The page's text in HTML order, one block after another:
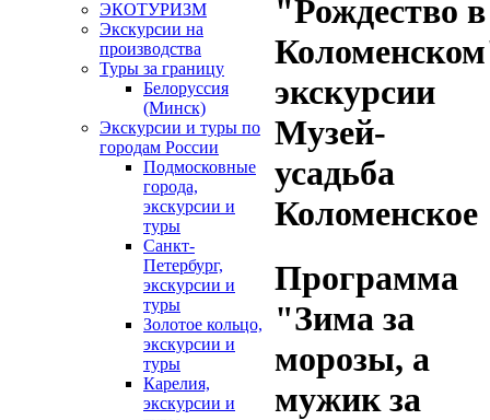
ЭКОТУРИЗМ
Экскурсии на
производства
Туры за границу
Белоруссия
(Минск)
Экскурсии и туры по
городам России
Подмосковные
города,
экскурсии и
туры
Санкт-
Петербург,
экскурсии и
туры
Золотое кольцо,
экскурсии и
туры
Карелия,
экскурсии и
"Рождество в
экскурсии
Музей-
усадьба
Коломенское
Программа
"Зима за
морозы, а
мужик за